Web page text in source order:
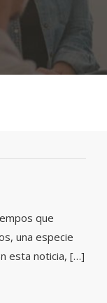
que
una especie
esta noticia, […]